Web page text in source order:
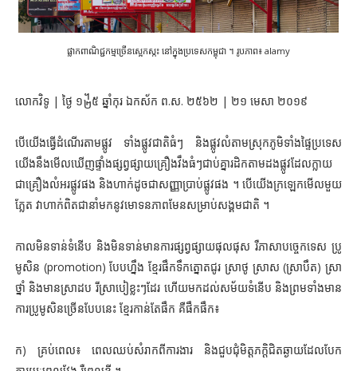
ផ្លាកពាណិជ្ជកម្មច្រើនស្អេកស្កះ នៅក្នុងប្រទេសកម្ពុជា ។ រូបភាព៖ alamy
លោកវិទូ | ថ្ងៃ ១᧲៥ ឆ្នាំកុរ ឯកស័ក ព.ស. ២៥៦២ | ២១ មេសា ២០១៩
បើយើងធ្វើដំណើរតាមផ្លូវ ទាំងផ្លូវជាតិធំៗ និងផ្លូវលំតាមស្រុកភូមិទាំងផ្ទៃប្រទេស
យើងនឹងមើលឃើញផ្ទាំងផ្សព្វផ្សាយគ្រឿងវឹងធំៗជាប់គ្នារដិកតាមដងផ្លូវដែលក្លាយ
ជាគ្រឿងលំអរផ្លូវផង និងហាក់ដូចជាសញ្ញាប្រាប់ផ្លូវផង ។ បើយើងក្រឡេកមើលមួយ
ភ្លែត វាហាក់ពិតជានាំមកនូវមោទនភាពមែនសម្រាប់សង្គមជាតិ ។
កាលមិនទាន់ទំនើប និងមិនទាន់មានការផ្សព្វផ្សាយផុលផុស រឺភាសាបច្ចេកទេស ប្រូ
មូសិន (promotion) បែបហ្នឹង ខ្មែរផឹកទឹកត្នោតជូរ ស្រាថូ ស្រាស (ស្រាបឹត) ស្រា
ថ្នាំ និងមានស្រាដប រីស្រាបៀខ្លះៗដែរ ហើយមកដល់សម័យទំនើប និងព្រមទាំងមាន
ការប្រូមូសិនច្រើនបែបនេះ ខ្មែរកាន់តែផឹក គឺផឹកផឹក៖
ក) គ្រប់ពេល៖ ពេលឈប់សំរាកពីការងារ និងជួបជុំមិត្តភក្តិជិតឆ្ងាយដែលបែក